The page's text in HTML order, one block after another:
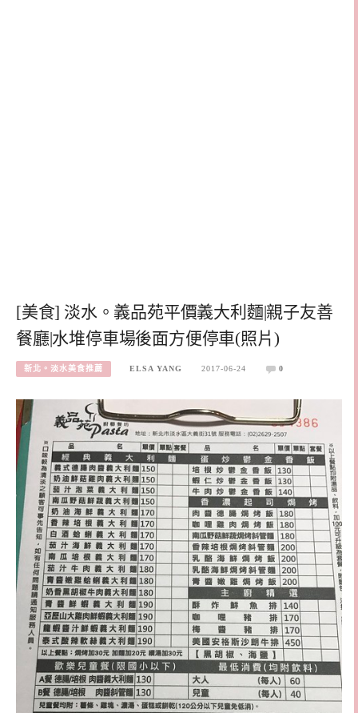
[美食] 淡水。義品苑平價義大利麵|親子友善
餐廳|水堆停車場後面方便停車(照片)
新北。淡水美食推薦 ELSA YANG 2017-06-24 0